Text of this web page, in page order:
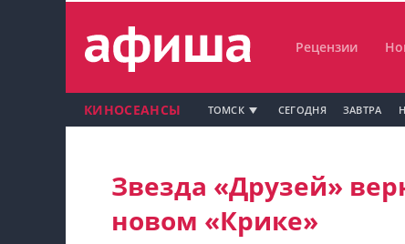
Мои события
Рецензии
КИНОСЕАНСЫ ТОМСК СЕГОДНЯ ЗАВТРА
Звезда «Друзей»
новом «Крике»